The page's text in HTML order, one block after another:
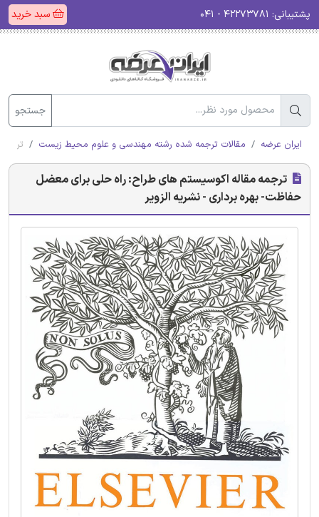
پشتیبانی: سبد خرید
جستجو
ایران عرضه مقالات ترجمه شده رشته مهندسی و علوم محیط زیست
ترجمه مقاله اکوسیستم های طراح: راه حلی برای معضل
حفاظت- بهره برداری - نشریه الزویر